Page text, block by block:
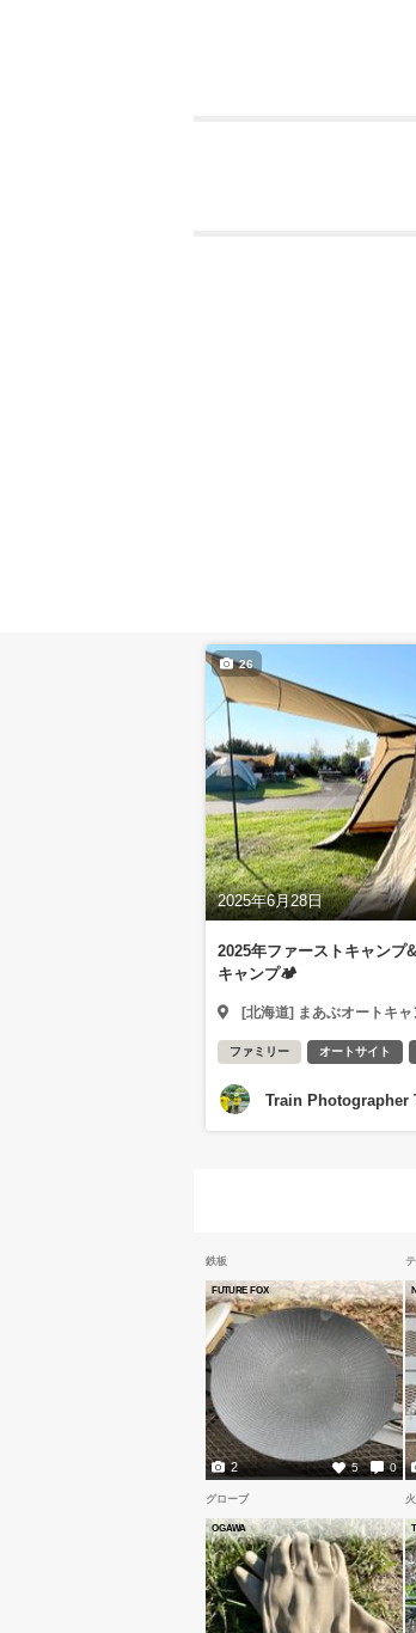
2025年6月28日
26
2025年ファーストキャンプ
キャンプ🏕️
[北海道] まあぶオートキャ
ファミリー オートサイト
Train Photographer
鉄板
FUTURE FOX
5 0
2
グローブ
OGAWA